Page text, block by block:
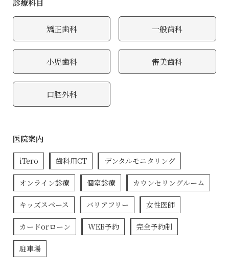
診療科目
矯正歯科 一般歯科
小児歯科 審美歯科
口腔外科
医院案内
iTero 歯科用CT デンタルモニタリング
オンライン診療 個室診療 カウンセリングルーム
キッズスペース バリアフリー 女性医師
カードorローン WEB予約 完全予約制
駐車場